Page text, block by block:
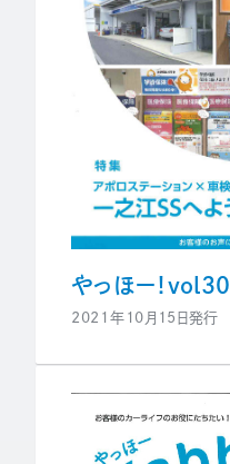
やっほー！vol30
2021年10月15日発行